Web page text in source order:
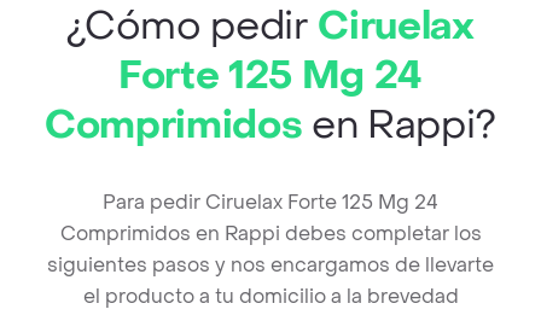
¿Cómo pedir Ciruelax
Forte 125 Mg 24
Comprimidos en Rappi?
Para pedir Ciruelax Forte 125 Mg 24
Comprimidos en Rappi debes completar los
siguientes pasos y nos encargamos de llevarte
el producto a tu domicilio a la brevedad